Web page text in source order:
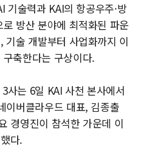
기술력과 KAI의 항공우주·방
방산 분야에 최적화된 파운
기술 개발부터 사업화까지 이
축한다는 구상이다.
사는 6일 KAI 사천 본사에서
이버클라우드 대표, 김종출
경영진이 참석한 가운데 이
다.